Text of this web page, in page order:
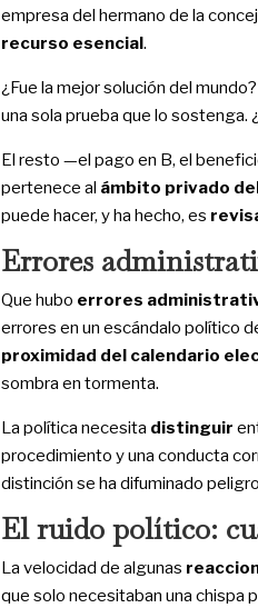
empresa del hermano de la
recurso esencial.
¿Fue la mejor solución del
una sola prueba que lo sostenga.
El resto —el pago en B, el
pertenece al ámbito privado
puede hacer, y ha hecho, es
Errores
Que hubo errores
errores en un escándalo político
proximidad del calendario
sombra en tormenta.
La política necesita distinguir
procedimiento y una conducta
distinción se ha difuminado
El ruido político:
La velocidad de algunas
que solo necesitaban una chispa